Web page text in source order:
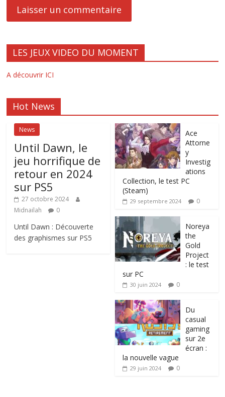
LES JEUX VIDEO DU MOMENT
A découvrir ICI
Hot News
News
Until Dawn, le
jeu horrifique de
retour en 2024
sur PS5
27 octobre 2024
Midnailah
0
Until Dawn : Découverte
des graphismes sur PS5
Ace
Attorne
y
Investig
ations
Collection, le test PC
(Steam)
29 septembre 2024 0
Noreya
the
Gold
Project
: le test
sur PC
30 juin 2024 0
Du
casual
gaming
sur 2e
écran :
la nouvelle vague
29 juin 2024 0